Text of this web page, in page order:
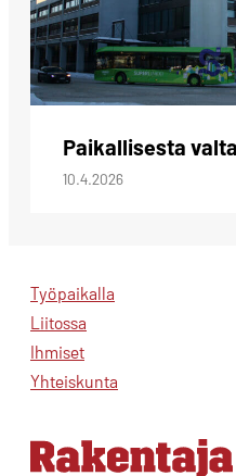
Paikallisesta
10.4.2026
Työpaikalla
Liitossa
Ihmiset
Yhteiskunta